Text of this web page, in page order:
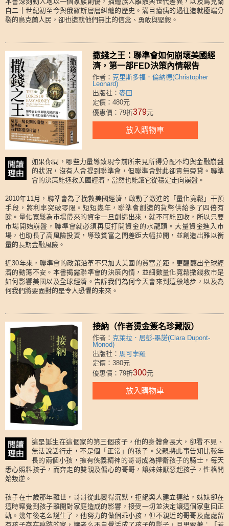
自二十世紀初至今與俄羅斯層層糾纏的歷史。滿目瘡痍的過往造就極端分
裂的烏克蘭人民，卻也造就他們無比的信念、勇敢與堅毅。
撒錢之王：聯準會如何崩壞美國經
濟，第一部FED決策內情報告
作者： 克里斯多福．倫納德(Christopher
Leonard)
出版社：麥田
定價：480元
優惠價：79折379元
放入購物車
如果你問，哪些力量導致現今前所未見所得分配不均與金融崩盤
的狀況，沒有人會提到聯準會，但聯準會對此卻責無旁貸。聯準
會的決策能拯救美國經濟，當然也能讓它從穩定走向崩盤。
2010年11月，聯準會為了挽救美國經濟，啟動了激進的「量化寬鬆」干預
手段，將利率突破零限。短短幾年，聯準會創造的貨幣供給多了四倍有
餘。量化寬鬆為市場帶來的資金一旦創造出來，就不可能回收，所以只要
市場開始崩盤，聯準會就必須再度打開資金的水龍頭。大量資金進入市
場，也助長了高風險投資，導致貧富之間差距大幅拉開，並創造出難以衡
量的長期金融風險。
近30年來，聯準會的政策沿革不只加大美國的貧富差距，更醖釀出全球經
濟的動蕩不安。本書揭露聯準會的決策內情，並細數量化寬鬆撒錢救市是
如何影響美國以及全球經濟。告訴我們為何今天會來到這般地步，以及為
何我們將要面對的是令人恐懼的未來。
接納（作者燙金簽名珍藏版）
作者： 克萊拉．居彭-墨諾(Clara Dupont-
Monod)
出版社： 馬可孛羅
定價：380元
優惠價：79折300元
放入購物車
這是誕生在這個家的第三個孩子，他的身體會長大，卻看不見、
無法說話行走，不是個「正常」的孩子。父親將此事告知比較年
長的兩個小孩，擁有俠義精神的哥哥成為捍衛孩子的騎士，每天
悉心照料孩子，而奔走的雙親及偏心的哥哥，讓妹妹厭惡起孩子，性格開
始叛逆。
孩子在十歲那年離世，哥哥從此變得沉默，拒絕與人建立連結，妹妹卻在
這時察覺到孩子離開對家庭造成的影響，接受一切並決定讓這個家重回正
軌。幾年後老么誕生了，他努力的做個乖小孩，但不親近的哥哥及處處留